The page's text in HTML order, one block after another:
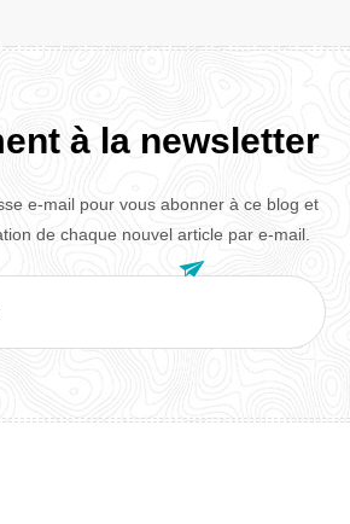
à la newsletter
e-mail pour vous abonner à ce blog et
de chaque nouvel article par e-mail.
